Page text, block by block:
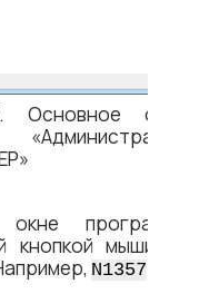
Основное окно
«Администратор
программы
кнопкой мыши на
N1357